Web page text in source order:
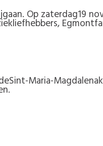
Op zaterdag19
Maria-